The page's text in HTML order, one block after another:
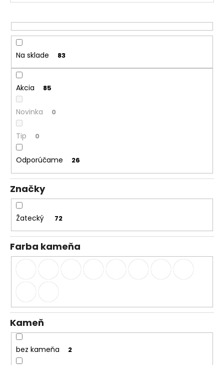
u
t
o
vNa sklade 83
Akcia 85
Novinka 0
Tip 0
Odporúčame 26
Značky
Žatecký 72
Farba kameňa
Kameň
bez kameňa 2
j
s
?
O
d
p
o
a
m
e